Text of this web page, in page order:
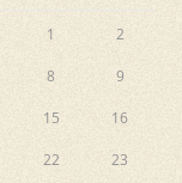
1 2
8 9
15 16
22 23